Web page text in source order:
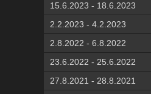
15.6.2023 - 18.6.2023
2.2.2023 - 4.2.2023
2.8.2022 - 6.8.2022
23.6.2022 - 25.6.2022
27.8.2021 - 28.8.2021